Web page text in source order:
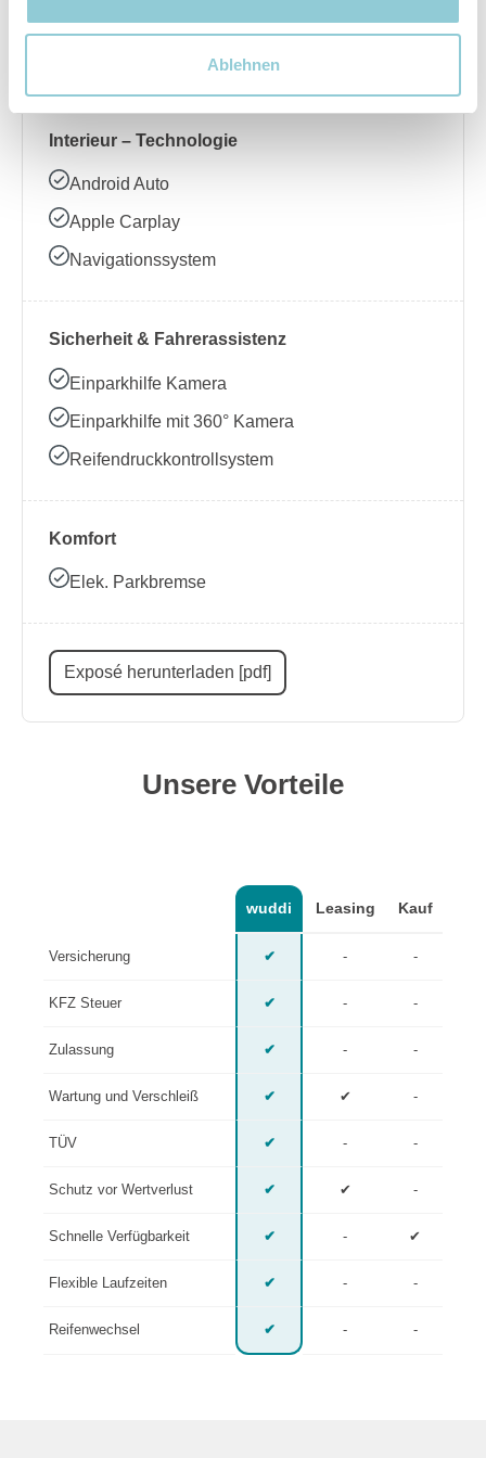
Ablehnen
Beheizbares Lenkrad
Interieur – Technologie
Android Auto
Apple Carplay
Navigationssystem
Sicherheit & Fahrerassistenz
Einparkhilfe Kamera
Einparkhilfe mit 360° Kamera
Reifendruckkontrollsystem
Komfort
Elek. Parkbremse
Exposé herunterladen [pdf]
Unsere Vorteile
wuddi Leasing Kauf
Versicherung ✔ - -
KFZ Steuer ✔ - -
Zulassung ✔ - -
Wartung und Verschleiß ✔ ✔ -
TÜV ✔ - -
Schutz vor Wertverlust ✔ ✔ -
Schnelle Verfügbarkeit ✔ - ✔
Flexible Laufzeiten ✔ - -
Reifenwechsel ✔ - -